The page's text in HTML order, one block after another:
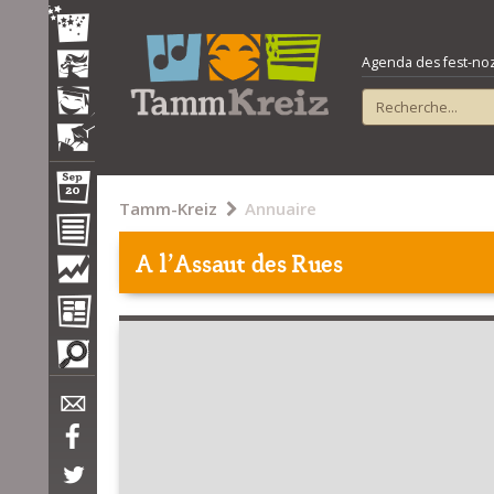
Agenda des fest-
Tamm-Kreiz Annuaire
A l'Assaut des Rues